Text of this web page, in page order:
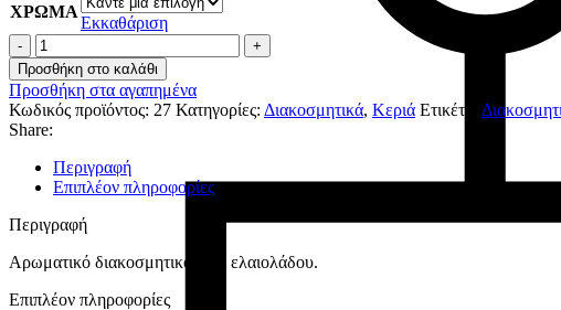
ΧΡΩΜΑ
Εκκαθάριση
Rainbow
ποσότητα
Προσθήκη στο καλάθι
Προσθήκη στα αγαπημένα
Κωδικός προϊόντος: 27 Κατηγορίες: Διακοσμητικά, Κεριά Ετικέτα:
Share:
Περιγραφή
Επιπλέον πληροφορίες
Περιγραφή
Αρωματικό διακοσμητικό κερί ελαιολάδου.
Επιπλέον πληροφορίες